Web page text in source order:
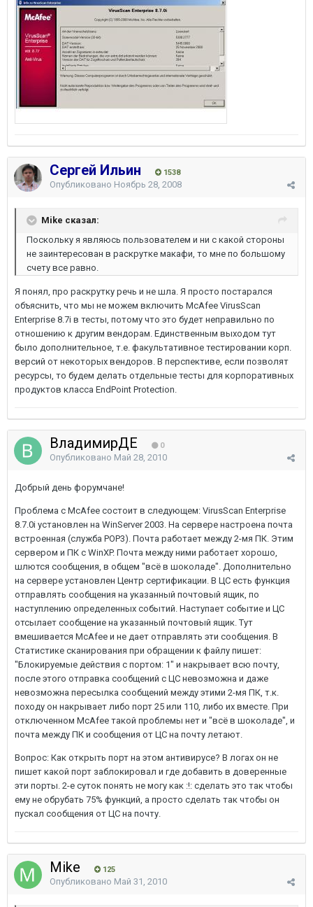
Сергей Ильин 1538
Опубликовано Ноябрь 28, 2008
Mike сказал:
Поскольку я являюсь пользователем и ни с какой стороны
не заинтересован в раскрутке макафи, то мне по большому
счету все равно.
Я понял, про раскрутку речь и не шла. Я просто постарался
объяснить, что мы не можем включить McAfee VirusScan
Enterprise 8.7i в тесты, потому что это будет неправильно по
отношению к другим вендорам. Единственным выходом тут
было дополнительное, т.е. факультативное тестировании корп.
версий от некоторых вендоров. В перспективе, если позволят
ресурсы, то будем делать отдельные тесты для корпоративных
продуктов класса EndPoint Protection.
ВладимирДЕ 0
Опубликовано Май 28, 2010
Добрый день форумчане!
Проблема с McAfee состоит в следующем: VirusScan Enterprise
8.7.0i установлен на WinServer 2003. На сервере настроена почта
встроенная (служба POP3). Почта работает между 2-мя ПК. Этим
сервером и ПК с WinXP. Почта между ними работает хорошо,
шлются сообщения, в общем "всё в шоколаде". Дополнительно
на сервере установлен Центр сертификации. В ЦС есть функция
отправлять сообщения на указанный почтовый ящик, по
наступлению определенных событий. Наступает событие и ЦС
отсылает сообщение на указанный почтовый ящик. Тут
вмешивается McAfee и не дает отправлять эти сообщения. В
Статистике сканирования при обращении к файлу пишет:
"Блокируемые действия с портом: 1" и накрывает всю почту,
после этого отправка сообщений с ЦС невозможна и даже
невозможна пересылка сообщений между этими 2-мя ПК, т.к.
походу он накрывает либо порт 25 или 110, либо их вместе. При
отключенном McAfee такой проблемы нет и "всё в шоколаде", и
почта между ПК и сообщения от ЦС на почту летают.
Вопрос: Как открыть порт на этом антивирусе? В логах он не
пишет какой порт заблокировал и где добавить в доверенные
эти порты. 2-е суток понять не могу как :!: сделать это так чтобы
ему не обрубать 75% функций, а просто сделать так чтобы он
пускал сообщения от ЦС на почту.
Mike 125
Опубликовано Май 31, 2010